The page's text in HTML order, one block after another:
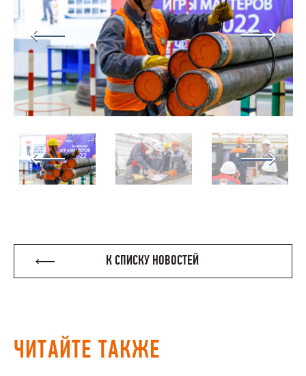
К СПИСКУ НОВОСТЕЙ
ЧИТАЙТЕ ТАКЖЕ